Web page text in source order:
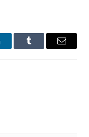
Tumblr Email